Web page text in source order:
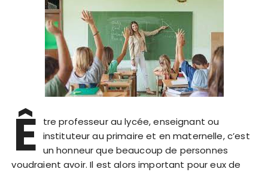
Ê
tre professeur au lycée, enseignant ou
instituteur au primaire et en maternelle, c’est
un honneur que beaucoup de personnes
voudraient avoir. Il est alors important pour eux de